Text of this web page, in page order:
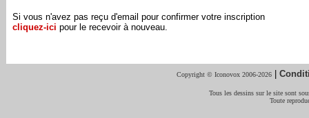
Si vous n'avez pas reçu d'email pour confirmer votre inscription
cliquez-ici pour le recevoir à nouveau.
Copyright © Iconovox 2006-2026 |
Tous les dessins sur le site sont
Toute